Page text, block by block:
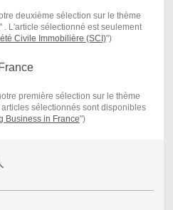
deuxième sélection sur le thème
L'article sélectionné est seulement
Civile Immobilière (SCI)")
première sélection sur le thème
sélectionnés sont disponibles
Business in France")